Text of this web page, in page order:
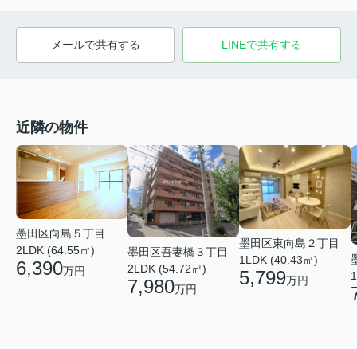
メールで共有する LINEで共有する
近隣の物件
墨田区向島５丁目
2LDK (64.55㎡)
6,390万円
墨田区吾妻橋３丁目
2LDK (54.72㎡)
7,980万円
墨田区東向島２丁目
1LDK (40.43㎡)
5,799万円